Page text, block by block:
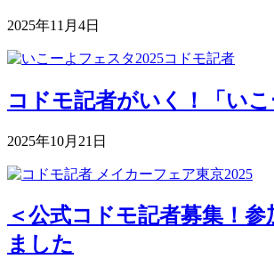
2025年11月4日
コドモ記者がいく！「い
2025年10月21日
＜公式コドモ記者募集！
ました